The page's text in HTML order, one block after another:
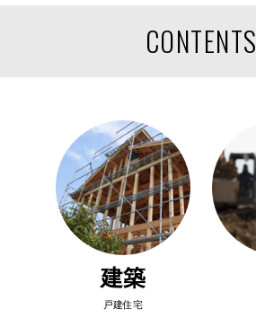
CONTENTS
建築
戸建住宅